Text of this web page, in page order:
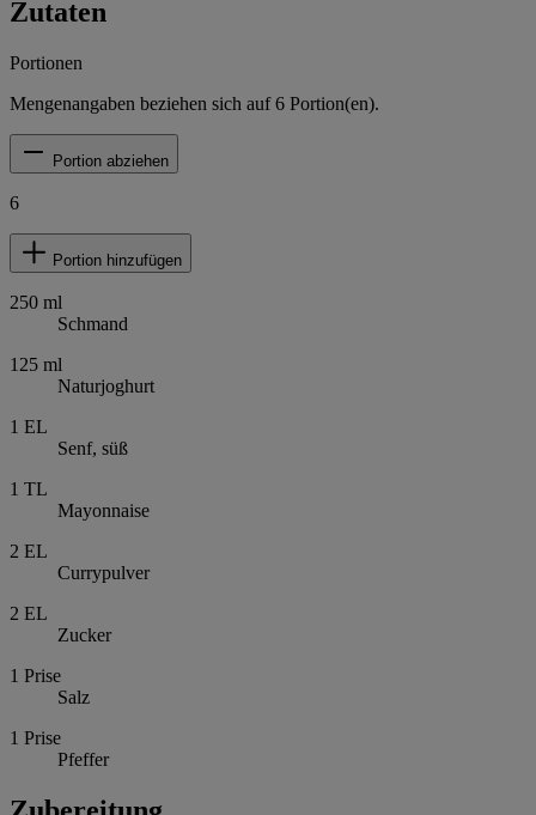
Zutaten
Portionen
Mengenangaben beziehen sich auf6 Portion(en).
Portion abziehen
6
Portion hinzufügen
250 ml
Schmand
125 ml
Naturjoghurt
1 EL
Senf, süß
1 TL
Mayonnaise
2 EL
Currypulver
2 EL
Zucker
1 Prise
Salz
1 Prise
Pfeffer